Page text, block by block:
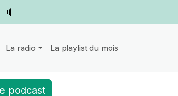
La radio La playlist du mois
podcast